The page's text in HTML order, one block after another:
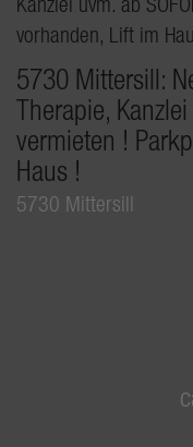
5730 Mittersill:
Therapie,
vermieten !
Haus !
5730 Mittersill